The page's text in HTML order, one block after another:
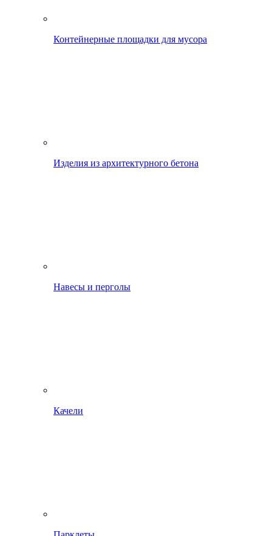
Контейнерные площадки для мусора
Изделия из архитектурного бетона
Навесы и перголы
Качели